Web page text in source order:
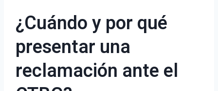
¿Cuándo y por qué
presentar una
reclamación ante el